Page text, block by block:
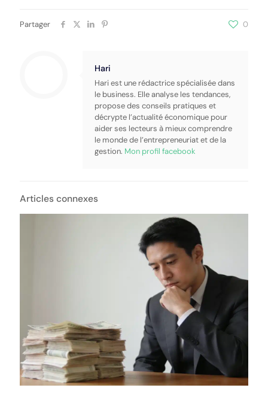
Partager 0
Hari
Hari est une rédactrice spécialisée dans
le business. Elle analyse les tendances,
propose des conseils pratiques et
décrypte l’actualité économique pour
aider ses lecteurs à mieux comprendre
le monde de l’entrepreneuriat et de la
gestion. Mon profil facebook
Articles connexes